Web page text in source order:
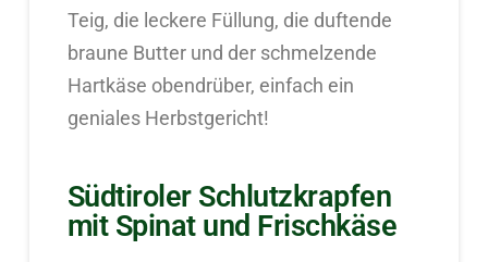
Teig, die leckere Füllung, die duftende
braune Butter und der schmelzende
Hartkäse obendrüber, einfach ein
geniales Herbstgericht!
Südtiroler Schlutzkrapfen
mit Spinat und Frischkäse